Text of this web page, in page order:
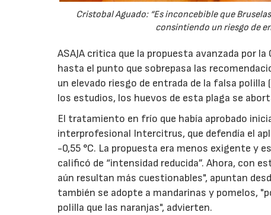
Cristobal Aguado: “Es inconcebible que
consintiendo un riesgo de
ASAJA critica que la propuesta avanzada por
hasta el punto que sobrepasa las
un elevado riesgo de entrada de la falsa polilla (
los estudios, los huevos de esta plaga se
El tratamiento en frío que había aprobado
interprofesional Intercitrus, que defendía el
-0,55 °C. La propuesta era menos exigente y
calificó de “intensidad reducida”. Ahora, con
aún resultan más cuestionables", apuntan
también se adopte a mandarinas y pomelos,
polilla que las naranjas", advierten.